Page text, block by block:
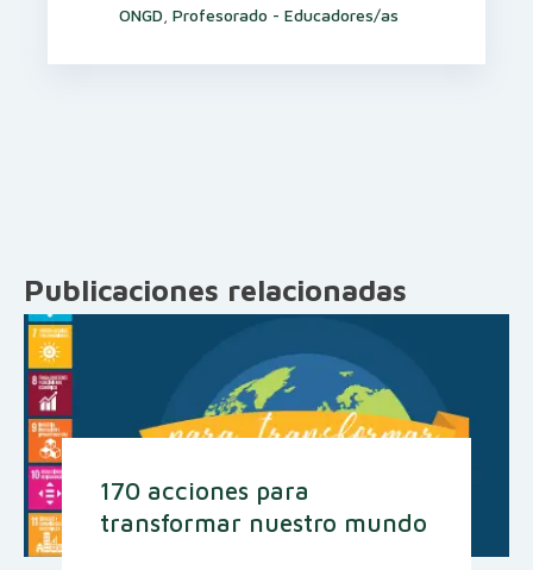
ONGD Profesorado - Educadores/as
Publicaciones relacionadas
170 acciones para
transformar nuestro mundo